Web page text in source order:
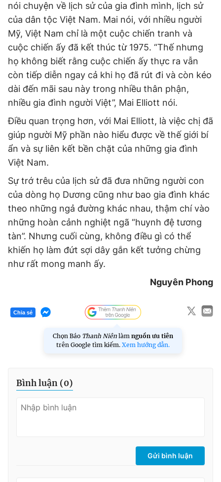
nói chuyện về lịch sử của gia đình mình, lịch sử
của dân tộc Việt Nam. Mai nói, với nhiều người
Mỹ, Việt Nam chỉ là một cuộc chiến tranh và
cuộc chiến ấy đã kết thúc từ 1975. “Thế nhưng
họ không biết rằng cuộc chiến ấy thực ra vẫn
còn tiếp diễn ngay cả khi họ đã rút đi và còn kéo
dài đến mãi sau này trong nhiều thân phận,
nhiều gia đình người Việt”, Mai Elliott nói.
Điều quan trọng hơn, với Mai Elliott, là việc chị đã
giúp người Mỹ phần nào hiểu được về thế giới bí
ẩn và sự liên kết bền chặt của những gia đình
Việt Nam.
Sự trớ trêu của lịch sử đã đưa những người con
của dòng họ Dương cũng như bao gia đình khác
theo những ngả đường khác nhau, thậm chí vào
những hoàn cảnh nghiệt ngã “huynh đệ tương
tàn”. Nhưng cuối cùng, không điều gì có thể
khiến họ làm đứt sợi dây gắn kết tưởng chừng
như rất mong manh ấy.
Nguyên Phong
Chia sẻ
Chọn Báo Thanh Niên làm nguồn ưu tiên
trên Google tìm kiếm. Xem hướng dẫn.
Bình luận (0)
Gửi bình luận